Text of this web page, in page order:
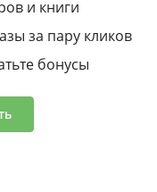
Принять
и книги
за пару кликов
бонусы